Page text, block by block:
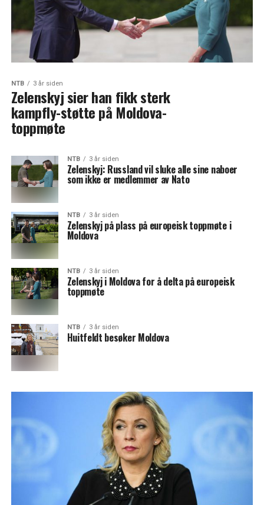
NTB 3 år siden
Zelenskyj sier han fikk sterk
kampfly-støtte på Moldova-
toppmøte
NTB 3 år siden
Zelenskyj: Russland vil sluke alle sine naboer
som ikke er medlemmer av Nato
NTB 3 år siden
Zelenskyj på plass på europeisk toppmøte i
Moldova
NTB 3 år siden
Zelenskyj i Moldova for å delta på europeisk
toppmøte
NTB 3 år siden
Huitfeldt besøker Moldova